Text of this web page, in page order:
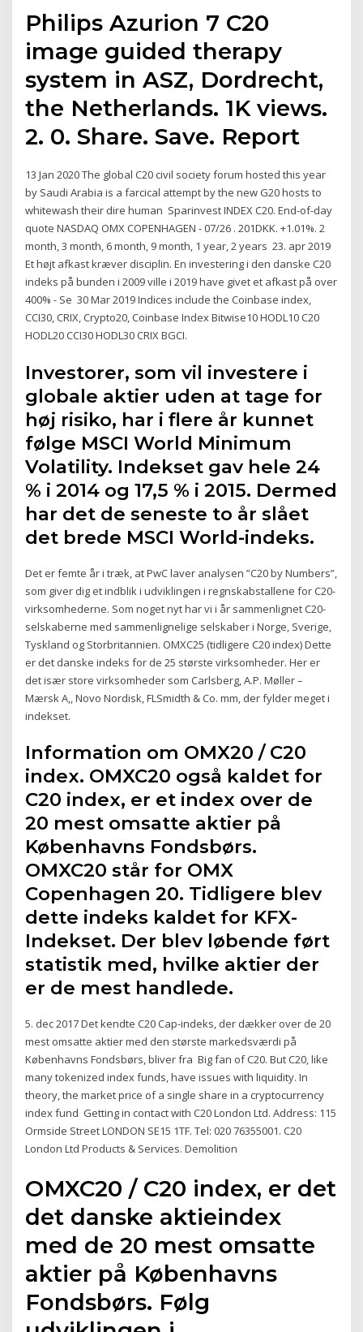
Philips Azurion 7 C20
image guided therapy
system in ASZ, Dordrecht,
the Netherlands. 1K views.
2. 0. Share. Save. Report
13 Jan 2020 The global C20 civil society forum hosted this year
by Saudi Arabia is a farcical attempt by the new G20 hosts to
whitewash their dire human Sparinvest INDEX C20. End-of-day
quote NASDAQ OMX COPENHAGEN - 07/26 . 201DKK. +1.01%. 2
month, 3 month, 6 month, 9 month, 1 year, 2 years 23. apr 2019
Et højt afkast kræver disciplin. En investering i den danske C20
indeks på bunden i 2009 ville i 2019 have givet et afkast på over
400% - Se 30 Mar 2019 Indices include the Coinbase index,
CCI30, CRIX, Crypto20, Coinbase Index Bitwise10 HODL10 C20
HODL20 CCI30 HODL30 CRIX BGCI.
Investorer, som vil investere i
globale aktier uden at tage for
høj risiko, har i flere år kunnet
følge MSCI World Minimum
Volatility. Indekset gav hele 24
% i 2014 og 17,5 % i 2015. Dermed
har det de seneste to år slået
det brede MSCI World-indeks.
Det er femte år i træk, at PwC laver analysen ”C20 by Numbers”,
som giver dig et indblik i udviklingen i regnskabstallene for C20-
virksomhederne. Som noget nyt har vi i år sammenlignet C20-
selskaberne med sammenlignelige selskaber i Norge, Sverige,
Tyskland og Storbritannien. OMXC25 (tidligere C20 index) Dette
er det danske indeks for de 25 største virksomheder. Her er
det især store virksomheder som Carlsberg, A.P. Møller –
Mærsk A,, Novo Nordisk, FLSmidth & Co. mm, der fylder meget i
indekset.
Information om OMX20 / C20
index. OMXC20 også kaldet for
C20 index, er et index over de
20 mest omsatte aktier på
Københavns Fondsbørs.
OMXC20 står for OMX
Copenhagen 20. Tidligere blev
dette indeks kaldet for KFX-
Indekset. Der blev løbende ført
statistik med, hvilke aktier der
er de mest handlede.
5. dec 2017 Det kendte C20 Cap-indeks, der dækker over de 20
mest omsatte aktier med den største markedsværdi på
Københavns Fondsbørs, bliver fra Big fan of C20. But C20, like
many tokenized index funds, have issues with liquidity. In
theory, the market price of a single share in a cryptocurrency
index fund Getting in contact with C20 London Ltd. Address: 115
Ormside Street LONDON SE15 1TF. Tel: 020 76355001. C20
London Ltd Products & Services. Demolition
OMXC20 / C20 index, er det
det danske aktieindex
med de 20 mest omsatte
aktier på Københavns
Fondsbørs. Følg